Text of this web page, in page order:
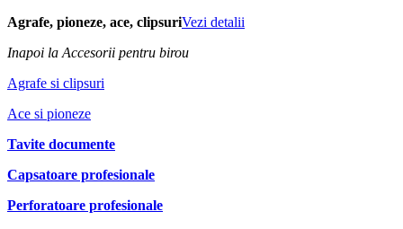
Agrafe, pioneze, ace, clipsuriVezi detalii
Inapoi la Accesorii pentru birou
Agrafe si clipsuri
Ace si pioneze
Tavite documente
Capsatoare profesionale
Perforatoare profesionale